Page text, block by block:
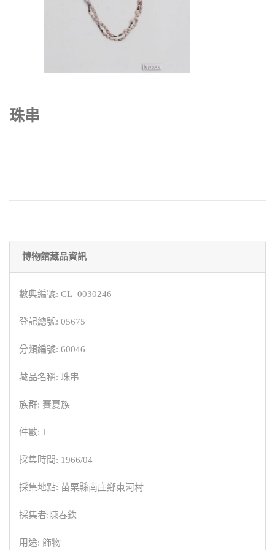
珠串
博物館藏品資訊
數典編號: CL_0030246
登記總號: 05675
分類編號: 60046
藏品名稱: 珠串
族群: 賽夏族
件數: 1
採集時間: 1966/04
採集地點: 苗栗縣南庄鄉東河村
採集者:陳春欽
用途: 飾物